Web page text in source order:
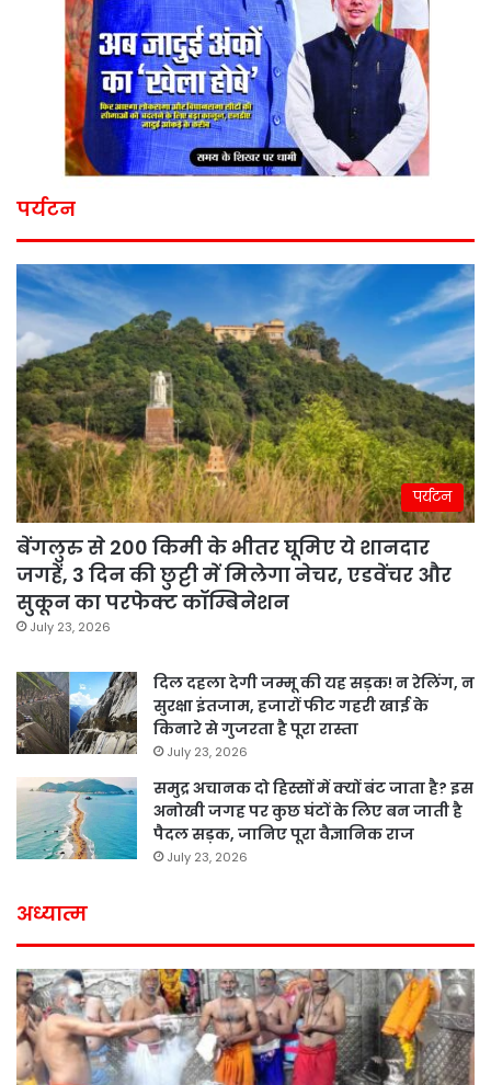
पर्यटन
पर्यटन
बेंगलुरु से 200 किमी के भीतर घूमिए ये शानदार
जगहें, 3 दिन की छुट्टी में मिलेगा नेचर, एडवेंचर और
सुकून का परफेक्ट कॉम्बिनेशन
July 23, 2026
दिल दहला देगी जम्मू की यह सड़क! न रेलिंग, न
सुरक्षा इंतजाम, हजारों फीट गहरी खाई के
किनारे से गुजरता है पूरा रास्ता
July 23, 2026
समुद्र अचानक दो हिस्सों में क्यों बंट जाता है? इस
अनोखी जगह पर कुछ घंटों के लिए बन जाती है
पैदल सड़क, जानिए पूरा वैज्ञानिक राज
July 23, 2026
अध्यात्म